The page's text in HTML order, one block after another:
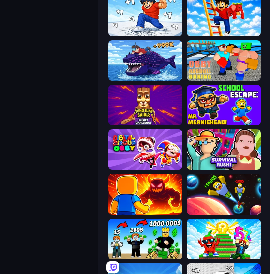
Break a Skyscraper Ladder to Brainhot: Climb
Obby Fish Challenge: Ride Obby: Ragdoll Boxing
Tung Tung Sahur: Obby Challenge
Digital Circus: Obby Survival Rush!
Obby: Legendary Dragon Obby: +1 to Spaceflight Altitude
Obby Tycoon Build the City Run and Jump for Brainrot